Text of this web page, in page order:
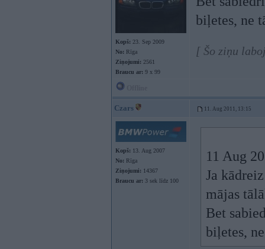
Kopš: 23. Sep 2009
No: Rīga
Ziņojumi: 2561
Braucu ar: 9 x 99
biļetes, ne
[ Šo ziņu
Czars 11. Aug 2011, 13:15
Kopš: 13. Aug 2007
No: Rīga
Ziņojumi: 14367
Braucu ar: 3 sek līdz 100
11 Aug
Ja
mājas
Bet
biļetes,